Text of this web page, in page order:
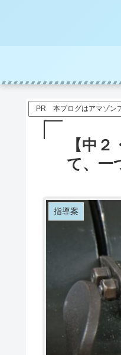
PR 本ブログはアマゾン
【中
て、一
指導案